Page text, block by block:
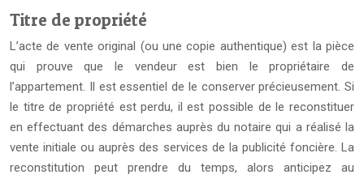
Titre de propriété
L’acte de vente original (ou une copie authentique) est la pièce
qui prouve que le vendeur est bien le propriétaire de
l’appartement. Il est essentiel de le conserver précieusement. Si
le titre de propriété est perdu, il est possible de le reconstituer
en effectuant des démarches auprès du notaire qui a réalisé la
vente initiale ou auprès des services de la publicité foncière. La
reconstitution peut prendre du temps, alors anticipez au